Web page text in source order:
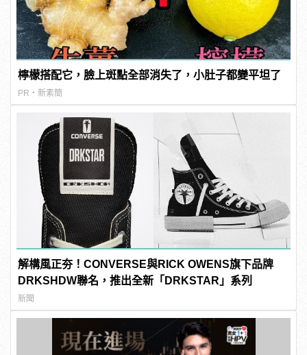
檸檬搭配它，臉上斑點全部消失了，小肚子都變平坦了
PR・新素簡
解構風正夯！CONVERSE與RICK OWENS旗下品牌
DRKSHDW聯名，推出全新「DRKSTAR」系列
新聞